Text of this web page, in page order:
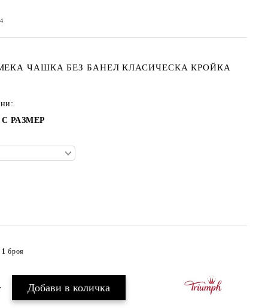
ЧАШКА БЕЗ БАНЕЛ КЛАСИЧЕСКА КРОЙКА
РАЗМЕР
1 броя